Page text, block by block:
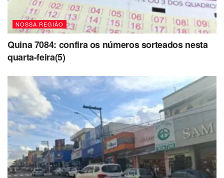
NOSSA REGIÃO
Quina 7084: confira os números sorteados nesta
quarta-feira(5)